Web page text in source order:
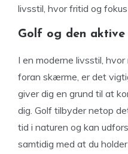
livsstil, hvor fritid og
Golf og den aktive
I en moderne livsstil,
foran skærme, er det
giver dig en grund til at
dig. Golf tilbyder netop
tid i naturen og kan
samtidig med at du